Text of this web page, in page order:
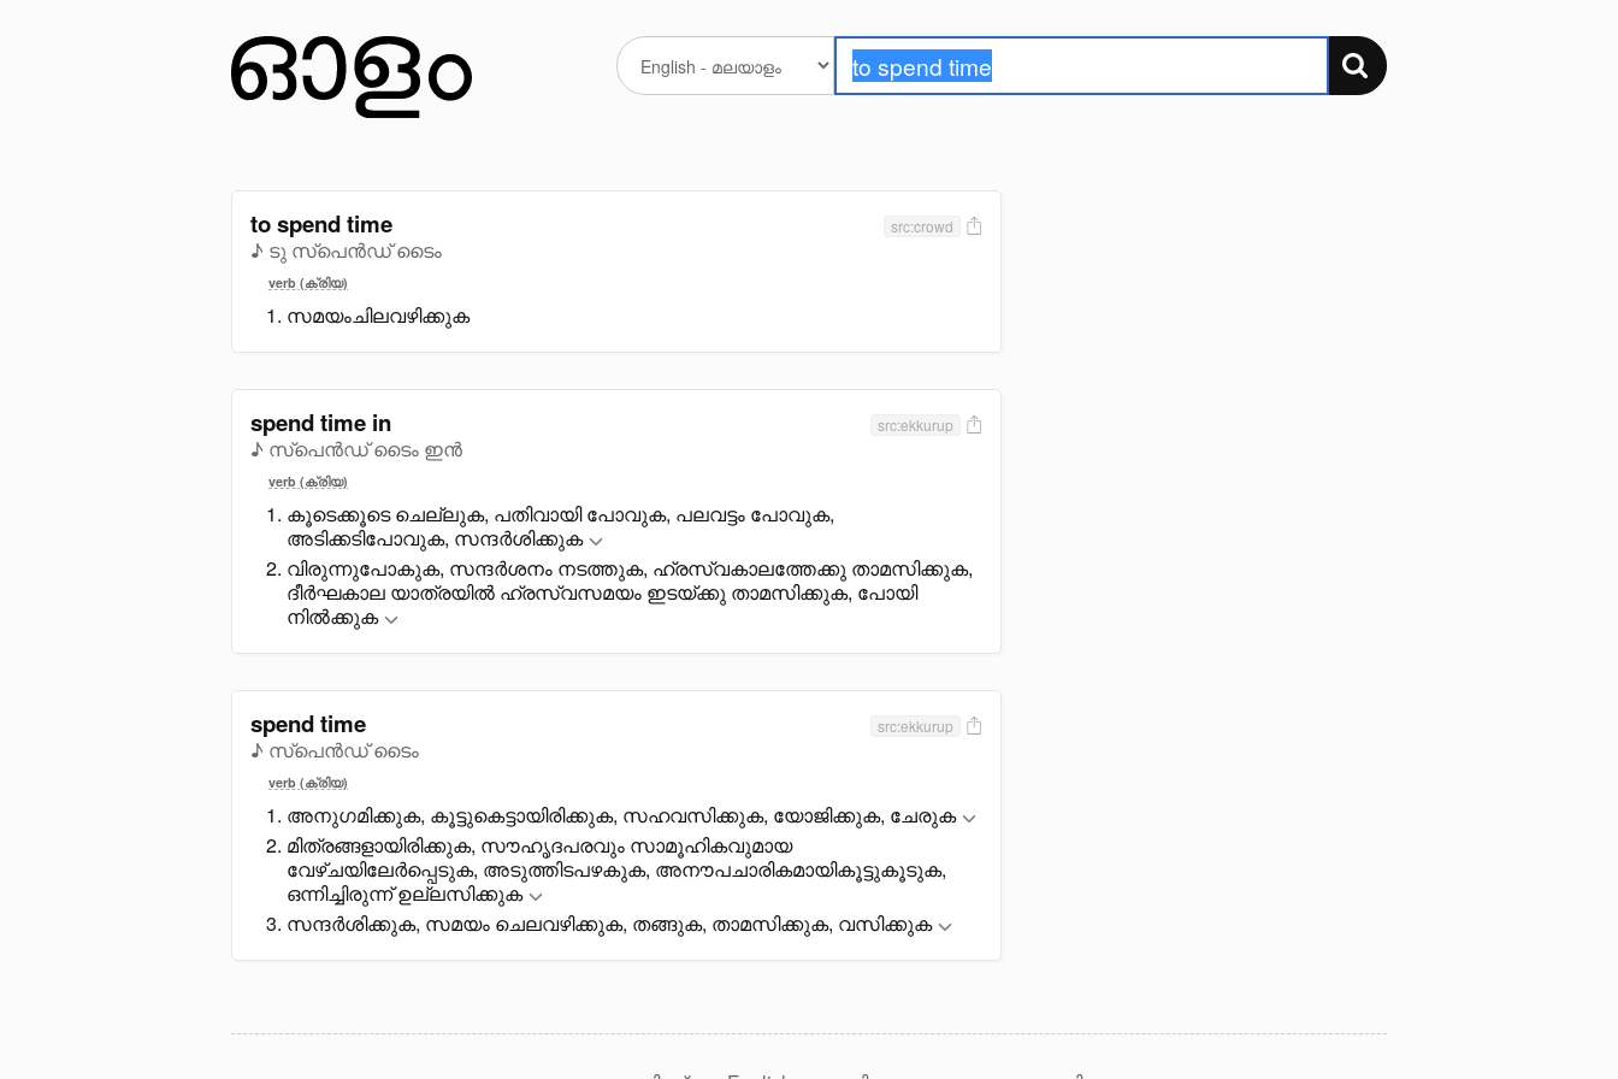
to spend time
♪ ടു സ്പെൻഡ് ടൈം
src:crowd
verb (ക്രിയ)
സമയംചിലവഴിക്കുക
spend time in
♪ സ്പെൻഡ് ടൈം ഇൻ
src:ekkurup
verb (ക്രിയ)
കൂടെക്കൂടെ ചെല്ലുക, പതിവായി പോവുക, പലവട്ടം പോവുക,
അടിക്കടിപോവുക, സന്ദർശിക്കുക
വിരുന്നുപോകുക, സന്ദർശനം നടത്തുക, ഹ്രസ്വകാലത്തേക്കു താമസിക്കുക,
ദീർഘകാല യാത്രയിൽ ഹ്രസ്വസമയം ഇടയ്ക്കു താമസിക്കുക, പോയി
നിൽക്കുക
spend time
♪ സ്പെൻഡ് ടൈം
src:ekkurup
verb (ക്രിയ)
അനുഗമിക്കുക, കൂട്ടുകെട്ടായിരിക്കുക, സഹവസിക്കുക, യോജിക്കുക, ചേരുക
മിത്രങ്ങളായിരിക്കുക, സൗഹൃദപരവും സാമൂഹികവുമായ
വേഴ്ചയിലേർപ്പെടുക, അടുത്തിടപഴകുക, അനൗപചാരികമായികൂട്ടുകൂടുക,
ഒന്നിച്ചിരുന്ന് ഉല്ലസിക്കുക
സന്ദർശിക്കുക, സമയം ചെലവഴിക്കുക, തങ്ങുക, താമസിക്കുക, വസിക്കുക